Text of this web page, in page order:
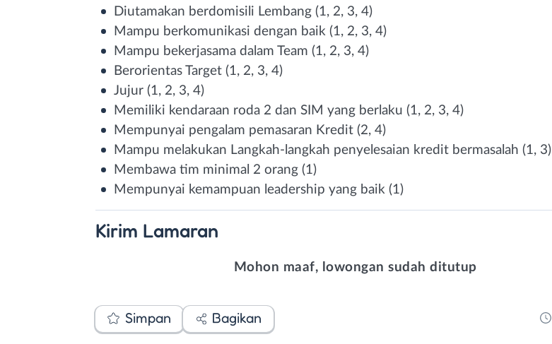
Diutamakan berdomisili Lembang (1, 2, 3, 4)
Mampu berkomunikasi dengan baik (1, 2, 3, 4)
Mampu bekerjasama dalam Team (1, 2, 3, 4)
Berorientas Target (1, 2, 3, 4)
Jujur (1, 2, 3, 4)
Memiliki kendaraan roda 2 dan SIM yang berlaku (1, 2, 3, 4)
Mempunyai pengalam pemasaran Kredit (2, 4)
Mampu melakukan Langkah-langkah penyelesaian kredit bermasalah (1, 3)
Membawa tim minimal 2 orang (1)
Mempunyai kemampuan leadership yang baik (1)
Kirim Lamaran
Mohon maaf, lowongan sudah ditutup
Simpan Bagikan